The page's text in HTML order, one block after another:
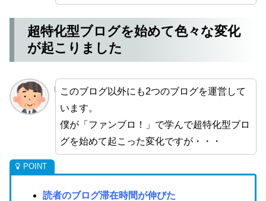
超特化型ブログを始めて色々な変化
が起こりました
このブログ以外にも2つのブログを運営して
います。
僕が「ファンブロ！」で学んで超特化型ブロ
グを始めて起こった変化ですが・・・
読者のブログ滞在時間が伸びた